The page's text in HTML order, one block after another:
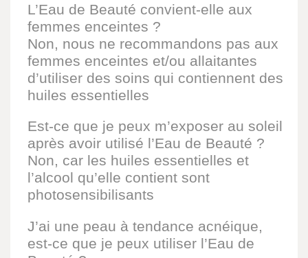
L’Eau de Beauté convient-elle aux
femmes enceintes ?
Non, nous ne recommandons pas aux
femmes enceintes et/ou allaitantes
d’utiliser des soins qui contiennent des
huiles essentielles
Est-ce que je peux m’exposer au soleil
après avoir utilisé l’Eau de Beauté ?
Non, car les huiles essentielles et
l’alcool qu’elle contient sont
photosensibilisants
J’ai une peau à tendance acnéique,
est-ce que je peux utiliser l’Eau de